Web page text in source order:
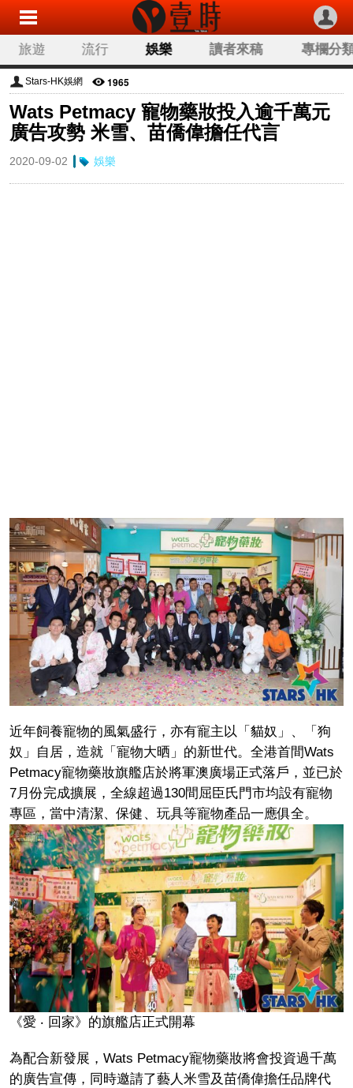
旅遊 流行 娛樂 讀者來稿 專欄分
Stars-HK娛網 1965
Wats Petmacy 寵物藥妝投入逾千萬元
廣告攻勢 米雪、苗僑偉擔任代言
2020-09-02 娛樂
近年飼養寵物的風氣盛行，亦有寵主以「貓奴」、「狗
奴」自居，造就「寵物大晒」的新世代。全港首間Wats
Petmacy寵物藥妝旗艦店於將軍澳廣場正式落戶，並已於
7月份完成擴展，全線超過130間屈臣氏門市均設有寵物
專區，當中清潔、保健、玩具等寵物產品一應俱全。
《愛 ‧ 回家》的旗艦店正式開幕
為配合新發展，Wats Petmacy寵物藥妝將會投資過千萬
的廣告宣傳，同時邀請了藝人米雪及苗僑偉擔任品牌代